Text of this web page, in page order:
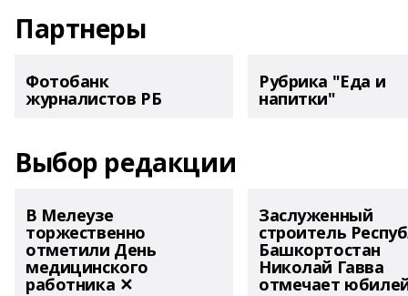
Партнеры
Фотобанк
журналистов РБ
Рубрика "Еда и
напитки"
Выбор редакции
В Мелеузе
торжественно
отметили День
медицинского
работника ✕
Заслуженный
строитель
Башкортостан
Николай Гавва
отмечает